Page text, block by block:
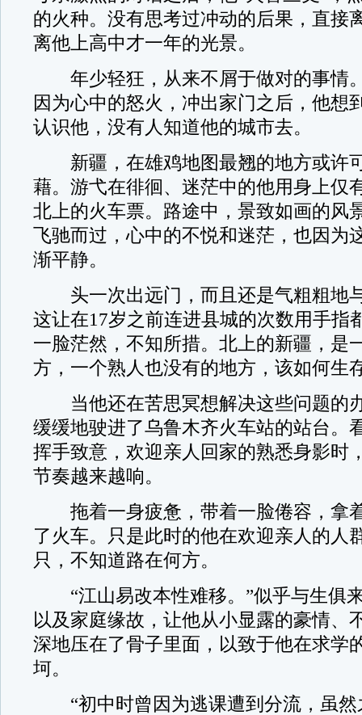
的火种。没有思考过冲动的后果，直接
离他上高中才一年的光景。
年少轻狂，从来不屑于做对的事情
因为心中的怒火，冲出家门之后，他想
认识他，没有人知道他的城市去。
新疆，在雄鸡地图最翘的地方或许
藉。游弋在徘徊、迷茫中的他用身上仅
北上的火车票。路途中，景致如画的风
飞驰而过，心中的不悦和迷茫，也因为
渐平静。
头一次出远门，而且还是气粗粗地
这让在17岁之前连进县城的次数用手指
一脸茫然，不知所措。北上的新疆，是
方，一个熟人也没有的地方，该如何生
当他还在苦思冥想解决这些问题的
缓缓地驶进了乌鲁木齐火车站的站台。
挥手致意，欢迎亲人回家的熟悉身影时
节奏越来越响。
拖着一身疲惫，带着一脸倦容，拿
了火车。只是此时的他在欢迎亲人的人
只，不知道路在何方。
“江山易改本性难移。”似乎与生俱
以及家庭缘故，让他从小显露的豪情、
深地压在了骨子里面，以致于他在求学
坷。
“初中时曾因为逃课遭到分流，虽然